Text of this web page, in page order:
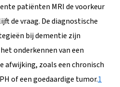
patiënten MRI de voorkeur
de vraag. De diagnostische
bij dementie zijn
onderkennen van een
afwijking, zoals een chronisch
of een goedaardige tumor.1